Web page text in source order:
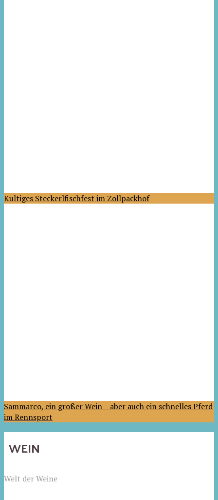
Kultiges Steckerlfischfest im Zollpackhof
Sammarco, ein großer Wein – aber auch ein schnelles Pferd
im Rennsport
WEIN
Welt der Weine